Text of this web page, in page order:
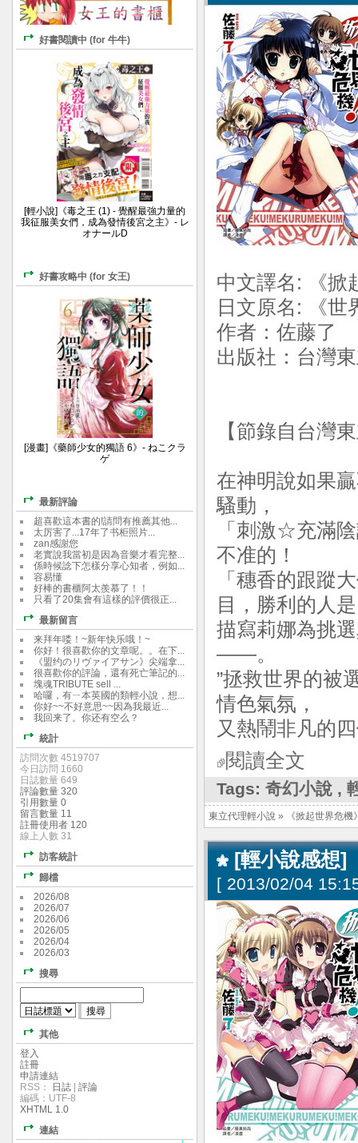
中文譯名: 《
日文原名: 《
作者：佐藤
出版社：台灣
【節錄自台灣
在神明說如果
騷動，
「刺激☆充滿
不准的！
「穗香的跟蹤
目，勝利的人
描寫莉娜為挑
——。
”拯救世界的被
情色氣氛，
又熱鬧非凡的
閱讀全文
Tags: 奇幻小說 ,
東立代理輕小說 » 《掀起世界危機
[輕小說感想]
[ 2013/02/04
好書閱讀中 (for 牛牛)
[輕小說]《毒之王 (1) - 覺醒最強力量的
我征服美女們，成為發情後宮之主》- レ
オナールD
好書攻略中 (for 女王)
[漫畫]《藥師少女的獨語 6》- ねこクラ
ゲ
最新評論
超喜歡這本書的!請問有推薦其他...
太厉害了...17年了书柜照片...
zan感謝您
老實說我當初是因為音樂才看完整...
係時候諗下怎樣分享心知者，例如...
容易懂
好棒的書櫃阿太羨慕了！！
只看了20集會有這樣的評價很正...
最新留言
来拜年喽！~新年快乐哦！~
你好！很喜歡你的文章呢。。在下...
《盟约のリヴァイアサン》尖端拿...
很喜歡你的評論，還有死亡筆記的...
塊魂TRIBUTE sell ...
哈囉，有ㄧ本英國的類輕小說，想...
你好~~不好意思~~因為我最近...
我回来了。你还有空么？
統計
訪問次數 4519707
今日訪問 1660
日誌數量 649
評論數量 320
引用數量 0
留言數量 11
註冊使用者 120
線上人數 31
訪客統計
歸檔
2026/08
2026/07
2026/06
2026/05
2026/04
2026/03
搜尋
其他
登入
註冊
申請連結
RSS：
日誌
評論
編碼：UTF-8
XHTML 1.0
連結